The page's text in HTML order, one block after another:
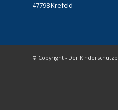
47798 Krefeld
© Copyright - Der